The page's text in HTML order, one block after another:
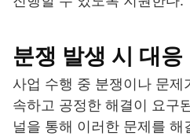
분쟁 발생 시 대응
사업 수행 중 분쟁이나 문제
속하고 공정한 해결이 요구
널을 통해 이러한 문제를